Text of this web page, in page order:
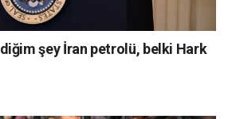
şey İran petrolü, belki Hark